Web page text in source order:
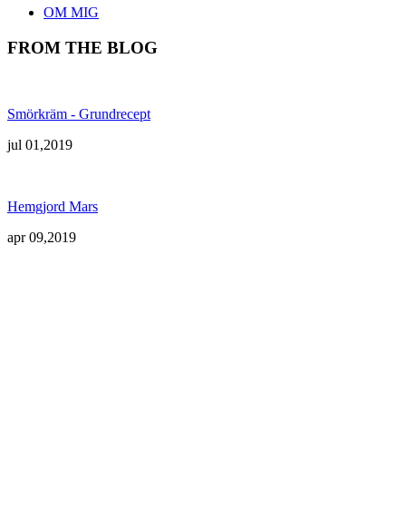
OM MIG
FROM THE BLOG
Smörkräm - Grundrecept
jul 01,2019
Hemgjord Mars
apr 09,2019